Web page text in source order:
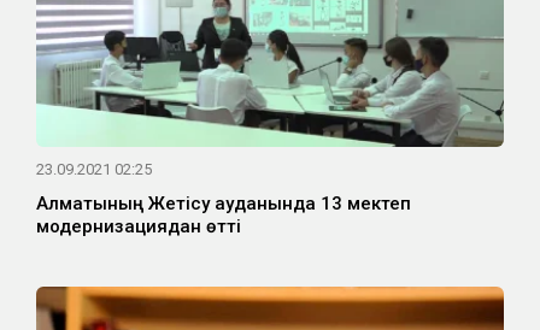
23.09.2021 02:25
Алматының Жетісу ауданында 13 мектеп
модернизациядан өтті